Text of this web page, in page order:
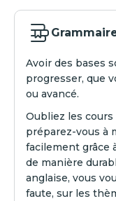
Avoir des bases
progresser, que
ou avancé.
Oubliez les
préparez-vous à
facilement grâce
de manière
anglaise, vous
faute, sur les